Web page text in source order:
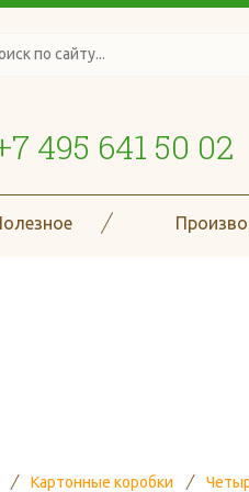
495 641 50 02
Картонные коробки